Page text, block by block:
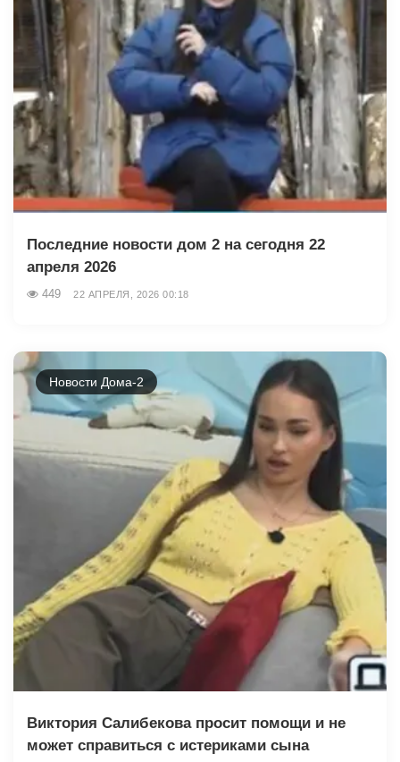
Последние новости дом 2 на сегодня 22
апреля 2026
449 22 АПРЕЛЯ, 2026 00:18
Новости Дома-2
Виктория Салибекова просит помощи и не
может справиться с истериками сына